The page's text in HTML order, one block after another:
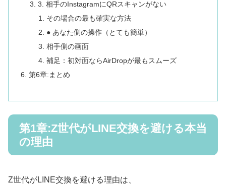
3. 相手のInstagramにQRスキャンがない
その場合の最も確実な方法
● あなた側の操作（とても簡単）
相手側の画面
補足：初対面ならAirDropが最もスムーズ
第6章:まとめ
第1章:Z世代がLINE交換を避ける本当
の理由
Z世代がLINE交換を避ける理由は、